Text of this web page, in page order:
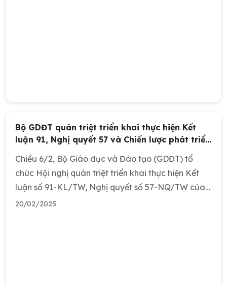
Bộ GDĐT quán triệt triển khai thực hiện Kết
luận 91, Nghị quyết 57 và Chiến lược phát triển
giáo dục
Chiều 6/2, Bộ Giáo dục và Đào tạo (GDĐT) tổ
chức Hội nghị quán triệt triển khai thực hiện Kết
luận số 91-KL/TW, Nghị quyết số 57-NQ/TW của
Bộ Chính...
20/02/2025